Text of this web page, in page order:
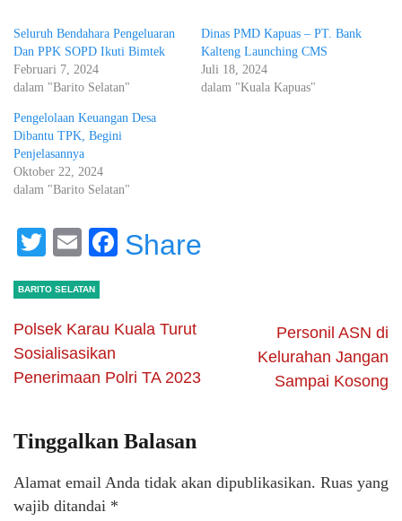
Seluruh Bendahara Pengeluaran
Dan PPK SOPD Ikuti Bimtek
Februari 7, 2024
dalam "Barito Selatan"
Dinas PMD Kapuas – PT. Bank
Kalteng Launching CMS
Juli 18, 2024
dalam "Kuala Kapuas"
Pengelolaan Keuangan Desa
Dibantu TPK, Begini
Penjelasannya
Oktober 22, 2024
dalam "Barito Selatan"
Twitter
EmailFacebook
Share
BARITO SELATAN
Polsek Karau Kuala Turut
Sosialisasikan
Penerimaan Polri TA 2023
Personil ASN di
Kelurahan Jangan
Sampai Kosong
Tinggalkan Balasan
Alamat email Anda tidak akan dipublikasikan. Ruas yang
wajib ditandai *